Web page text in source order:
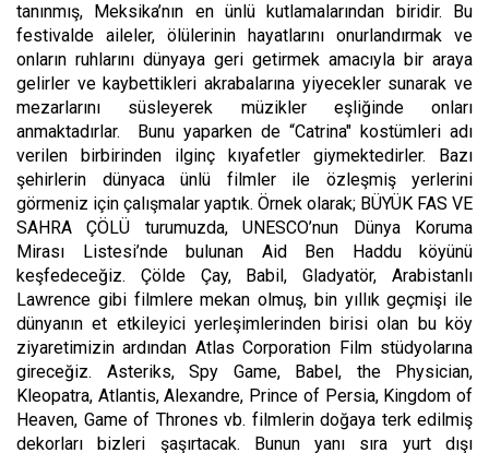
tanınmış, Meksika’nın en ünlü kutlamalarından biridir. Bu
festivalde aileler, ölülerinin hayatlarını onurlandırmak ve
onların ruhlarını dünyaya geri getirmek amacıyla bir araya
gelirler ve kaybettikleri akrabalarına yiyecekler sunarak ve
mezarlarını süsleyerek müzikler eşliğinde onları
anmaktadırlar. Bunu yaparken de “Catrina" kostümleri adı
verilen birbirinden ilginç kıyafetler giymektedirler. Bazı
şehirlerin dünyaca ünlü filmler ile özleşmiş yerlerini
görmeniz için çalışmalar yaptık. Örnek olarak; BÜYÜK FAS VE
SAHRA ÇÖLÜ turumuzda, UNESCO’nun Dünya Koruma
Mirası Listesi’nde bulunan Aid Ben Haddu köyünü
keşfedeceğiz. Çölde Çay, Babil, Gladyatör, Arabistanlı
Lawrence gibi filmlere mekan olmuş, bin yıllık geçmişi ile
dünyanın et etkileyici yerleşimlerinden birisi olan bu köy
ziyaretimizin ardından Atlas Corporation Film stüdyolarına
gireceğiz. Asteriks, Spy Game, Babel, the Physician,
Kleopatra, Atlantis, Alexandre, Prince of Persia, Kingdom of
Heaven, Game of Thrones vb. filmlerin doğaya terk edilmiş
dekorları bizleri şaşırtacak. Bunun yanı sıra yurt dışı